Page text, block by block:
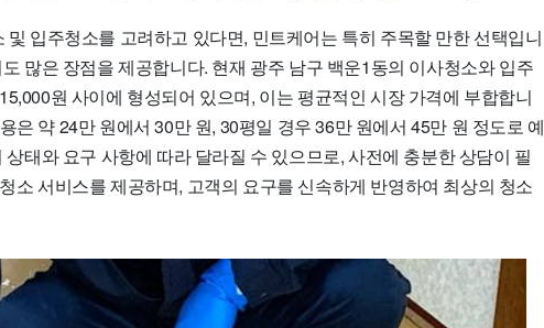
입주청소를 고려하고 있다면, 민트케어는 특히 주목할 만한 선택입니
많은 장점을 제공합니다. 현재 광주 남구 백운1동의 이사청소와 입주
원 사이에 형성되어 있으며, 이는 평균적인 시장 가격에 부합합니
은 약 24만 원에서 30만 원, 30평일 경우 36만 원에서 45만 원 정도로 예
태와 요구 사항에 따라 달라질 수 있으므로, 사전에 충분한 상담이 필
소 서비스를 제공하며, 고객의 요구를 신속하게 반영하여 최상의 청소